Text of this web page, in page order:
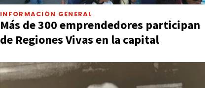
INFORMACIÓN GENERAL
Más de 300 emprendedores participan
de Regiones Vivas en la capital